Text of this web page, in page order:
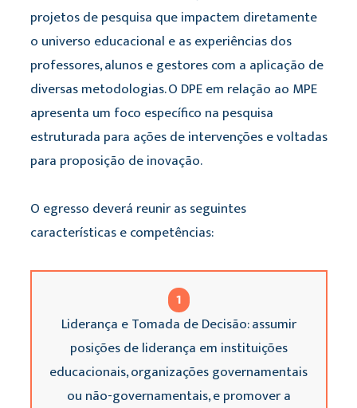
projetos de pesquisa que impactem diretamente
o universo educacional e as experiências dos
professores, alunos e gestores com a aplicação de
diversas metodologias. O DPE em relação ao MPE
apresenta um foco específico na pesquisa
estruturada para ações de intervenções e voltadas
para proposição de inovação.
O egresso deverá reunir as seguintes
características e competências:
1
Liderança e Tomada de Decisão: assumir
posições de liderança em instituições
educacionais, organizações governamentais
ou não-governamentais, e promover a